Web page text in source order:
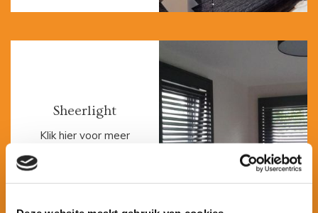
Sheerlight
Klik hier voor meer
